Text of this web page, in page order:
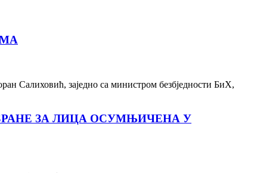
Салиховић, заједно са министром безбједности БиХ,
ЗА ЛИЦА ОСУМЊИЧЕНА У